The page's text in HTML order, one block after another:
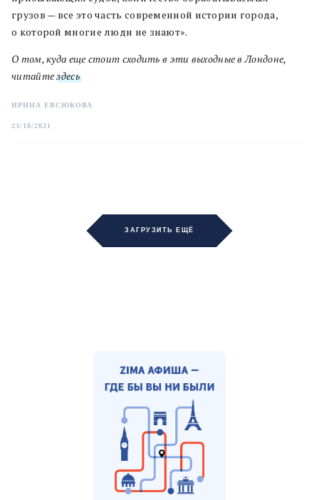
грузов — все это часть современной истории города,
о которой многие люди не знают».
О том, куда еще стоит сходить в эти выходные в Лондоне,
читайтездесь.
ИРИНА ЕВСЮКОВА
23/10/2021
ЗАГРУЗИТЬ ЕЩЁ